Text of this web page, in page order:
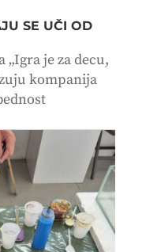
SE UČI OD
je za decu,
kompanija